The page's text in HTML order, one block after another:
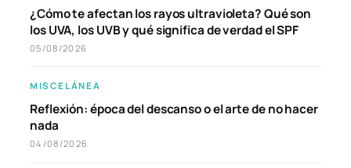
¿Cómo te afectan los rayos ultravioleta? Qué son
los UVA, los UVB y qué significa de verdad el SPF
05/08/2026
MISCELÁNEA
Reflexión: época del descanso o el arte de no hacer
nada
04/08/2026